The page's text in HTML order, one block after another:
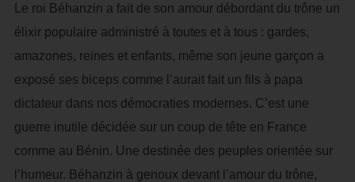
Le roi Béhanzin a fait de son amour débordant du trône un
élixir populaire administré à toutes et à tous : gardes,
amazones, reines et enfants, même son jeune garçon a
exposé ses biceps comme l’aurait fait un fils à papa
dictateur dans nos démocraties modernes. C’est une
guerre inutile décidée sur un coup de tête en France
comme au Bénin. Une destinée des peuples orientée sur
l’humeur. Béhanzin à genoux devant l’amour du trône,